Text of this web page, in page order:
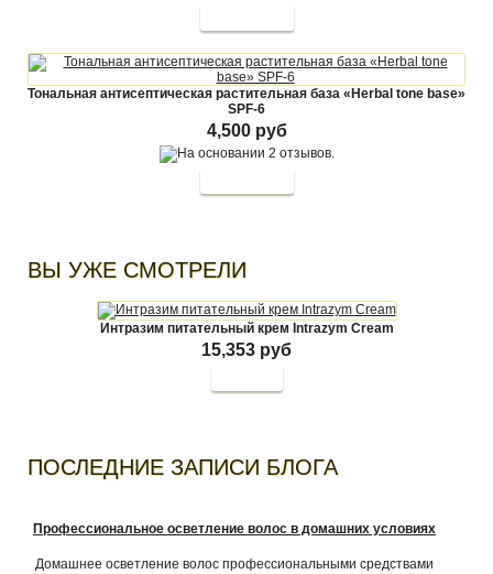
Тональная антисептическая растительная база «Herbal tone base»
SPF-6
4,500 руб
ВЫ УЖЕ СМОТРЕЛИ
Интразим питательный крем Intrazym Cream
15,353 руб
ПОСЛЕДНИЕ ЗАПИСИ БЛОГА
Профессиональное осветление волос в домашних условиях
Домашнее осветление волос профессиональными средствами